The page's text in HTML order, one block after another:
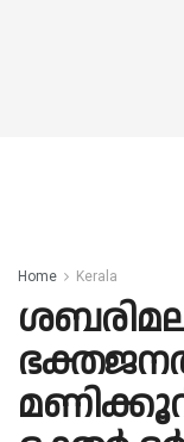
Home Kerala